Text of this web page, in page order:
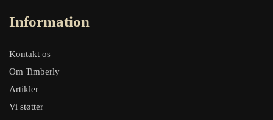
Information
Kontakt os
Om Timberly
Artikler
Vi støtter